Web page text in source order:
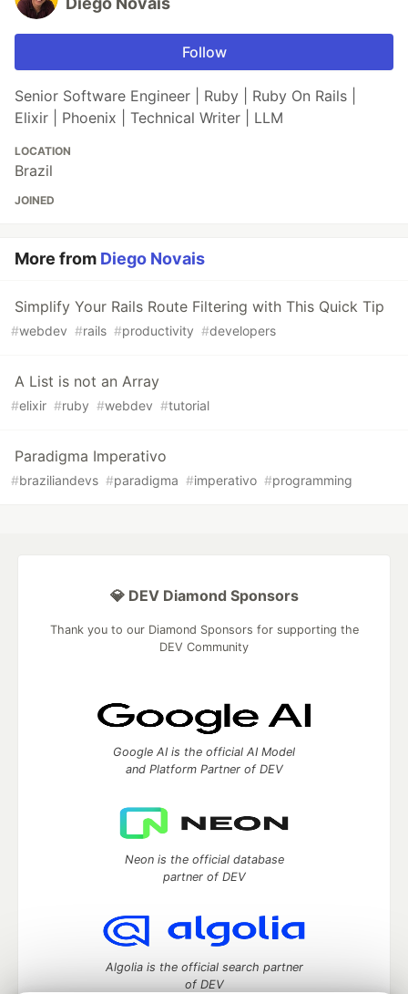
Follow
Senior Software Engineer | Ruby | Ruby On Rails |
Elixir | Phoenix | Technical Writer | LLM
LOCATION
Brazil
JOINED
More from Diego Novais
Simplify Your Rails Route Filtering with This Quick Tip
#webdev #rails #productivity #developers
A List is not an Array
#elixir #ruby #webdev #tutorial
Paradigma Imperativo
#braziliandevs #paradigma #imperativo #programming
💎 DEV Diamond Sponsors
Thank you to our Diamond Sponsors for supporting the
DEV Community
Google AI is the official AI Model
and Platform Partner of DEV
Neon is the official database
partner of DEV
Algolia is the official search partner
of DEV